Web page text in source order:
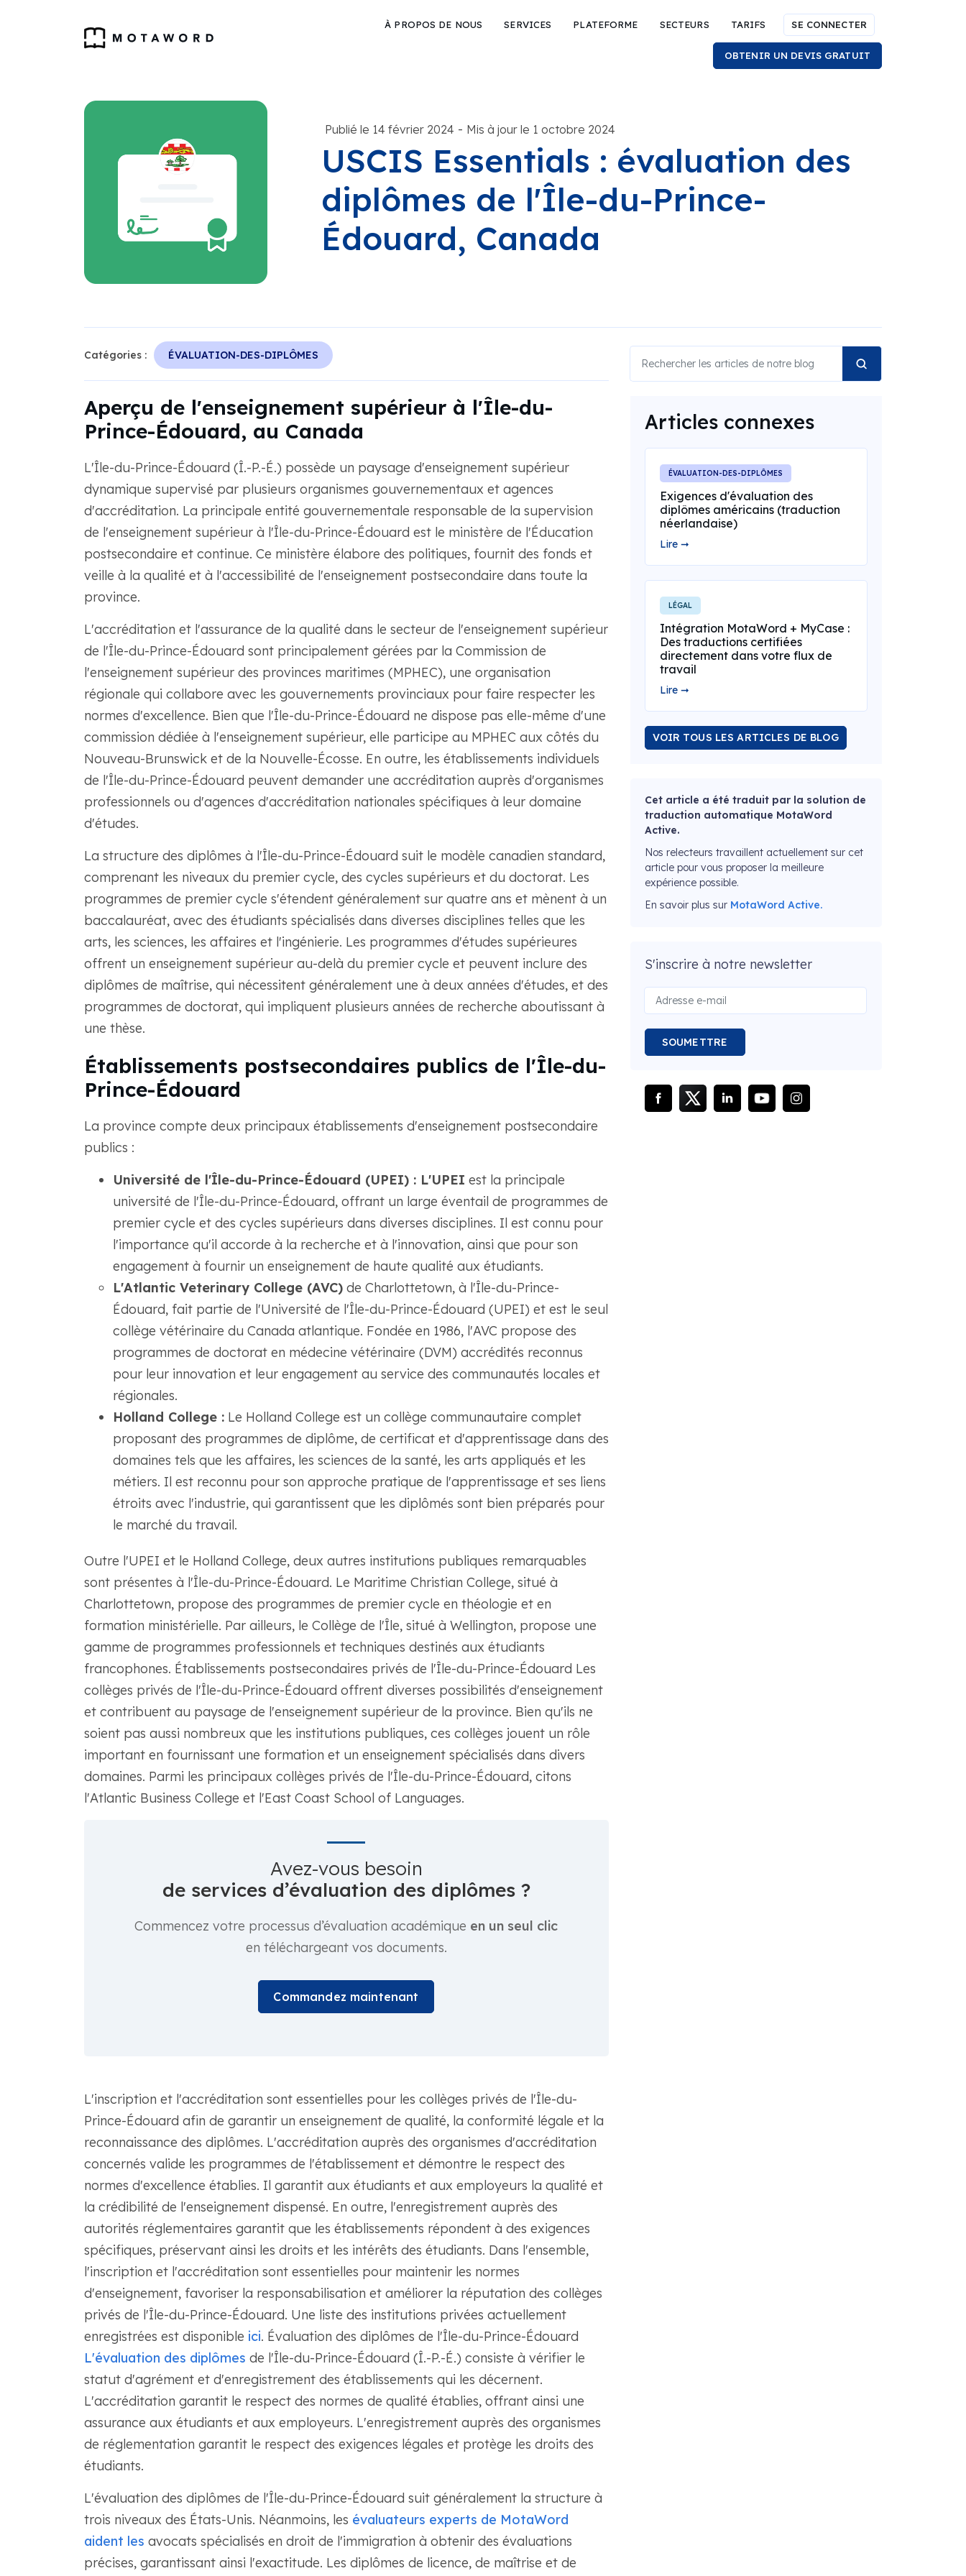
À PROPOS DE NOUS SERVICES PLATEFORME SECTEURS TARIFS SE CONNECTER
OBTENIR UN DEVIS GRATUIT
Publié le 14 février 2024 - Mis à jour le 1 octobre 2024
USCIS Essentials : évaluation des
diplômes de l'Île-du-Prince-
Édouard, Canada
Catégories : ÉVALUATION-DES-DIPLÔMES
Aperçu de l'enseignement supérieur à l'Île-du-
Prince-Édouard, au Canada
L'Île-du-Prince-Édouard (Î.-P.-É.) possède un paysage d'enseignement supérieur
dynamique supervisé par plusieurs organismes gouvernementaux et agences
d'accréditation. La principale entité gouvernementale responsable de la supervision
de l'enseignement supérieur à l'Île-du-Prince-Édouard est le ministère de l'Éducation
postsecondaire et continue. Ce ministère élabore des politiques, fournit des fonds et
veille à la qualité et à l'accessibilité de l'enseignement postsecondaire dans toute la
province.
L'accréditation et l'assurance de la qualité dans le secteur de l'enseignement supérieur
de l'Île-du-Prince-Édouard sont principalement gérées par la Commission de
l'enseignement supérieur des provinces maritimes (MPHEC), une organisation
régionale qui collabore avec les gouvernements provinciaux pour faire respecter les
normes d'excellence. Bien que l'Île-du-Prince-Édouard ne dispose pas elle-même d'une
commission dédiée à l'enseignement supérieur, elle participe au MPHEC aux côtés du
Nouveau-Brunswick et de la Nouvelle-Écosse. En outre, les établissements individuels
de l'Île-du-Prince-Édouard peuvent demander une accréditation auprès d'organismes
professionnels ou d'agences d'accréditation nationales spécifiques à leur domaine
d'études.
La structure des diplômes à l'Île-du-Prince-Édouard suit le modèle canadien standard,
comprenant les niveaux du premier cycle, des cycles supérieurs et du doctorat. Les
programmes de premier cycle s'étendent généralement sur quatre ans et mènent à un
baccalauréat, avec des étudiants spécialisés dans diverses disciplines telles que les
arts, les sciences, les affaires et l'ingénierie. Les programmes d'études supérieures
offrent un enseignement supérieur au-delà du premier cycle et peuvent inclure des
diplômes de maîtrise, qui nécessitent généralement une à deux années d'études, et des
programmes de doctorat, qui impliquent plusieurs années de recherche aboutissant à
une thèse.
Établissements postsecondaires publics de l'Île-du-
Prince-Édouard
La province compte deux principaux établissements d'enseignement postsecondaire
publics :
Université de l'Île-du-Prince-Édouard (UPEI) : L'UPEI est la principale
université de l'Île-du-Prince-Édouard, offrant un large éventail de programmes de
premier cycle et des cycles supérieurs dans diverses disciplines. Il est connu pour
l'importance qu'il accorde à la recherche et à l'innovation, ainsi que pour son
engagement à fournir un enseignement de haute qualité aux étudiants.
L'Atlantic Veterinary College (AVC)de Charlottetown, à l'Île-du-Prince-
Édouard, fait partie de l'Université de l'Île-du-Prince-Édouard (UPEI) et est le seul
collège vétérinaire du Canada atlantique. Fondée en 1986, l'AVC propose des
programmes de doctorat en médecine vétérinaire (DVM) accrédités reconnus
pour leur innovation et leur engagement au service des communautés locales et
régionales.
Holland College :Le Holland College est un collège communautaire complet
proposant des programmes de diplôme, de certificat et d'apprentissage dans des
domaines tels que les affaires, les sciences de la santé, les arts appliqués et les
métiers. Il est reconnu pour son approche pratique de l'apprentissage et ses liens
étroits avec l'industrie, qui garantissent que les diplômés sont bien préparés pour
le marché du travail.
Outre l'UPEI et le Holland College, deux autres institutions publiques remarquables
sont présentes à l'Île-du-Prince-Édouard. Le Maritime Christian College, situé à
Charlottetown, propose des programmes de premier cycle en théologie et en
formation ministérielle. Par ailleurs, le Collège de l'Île, situé à Wellington, propose une
gamme de programmes professionnels et techniques destinés aux étudiants
francophones. Établissements postsecondaires privés de l'Île-du-Prince-Édouard Les
collèges privés de l'Île-du-Prince-Édouard offrent diverses possibilités d'enseignement
et contribuent au paysage de l'enseignement supérieur de la province. Bien qu'ils ne
soient pas aussi nombreux que les institutions publiques, ces collèges jouent un rôle
important en fournissant une formation et un enseignement spécialisés dans divers
domaines. Parmi les principaux collèges privés de l'Île-du-Prince-Édouard, citons
l'Atlantic Business College et l'East Coast School of Languages.
Avez-vous besoin
de services d’évaluation des diplômes ?
Commencez votre processus d’évaluation académique en un seul clic
en téléchargeant vos documents.
Commandez maintenant
L'inscription et l'accréditation sont essentielles pour les collèges privés de l'Île-du-
Prince-Édouard afin de garantir un enseignement de qualité, la conformité légale et la
reconnaissance des diplômes. L'accréditation auprès des organismes d'accréditation
concernés valide les programmes de l'établissement et démontre le respect des
normes d'excellence établies. Il garantit aux étudiants et aux employeurs la qualité et
la crédibilité de l'enseignement dispensé. En outre, l'enregistrement auprès des
autorités réglementaires garantit que les établissements répondent à des exigences
spécifiques, préservant ainsi les droits et les intérêts des étudiants. Dans l'ensemble,
l'inscription et l'accréditation sont essentielles pour maintenir les normes
d'enseignement, favoriser la responsabilisation et améliorer la réputation des collèges
privés de l'Île-du-Prince-Édouard. Une liste des institutions privées actuellement
enregistrées est disponible ici. Évaluation des diplômes de l'Île-du-Prince-Édouard
L'évaluation des diplômes de l'Île-du-Prince-Édouard (Î.-P.-É.) consiste à vérifier le
statut d'agrément et d'enregistrement des établissements qui les décernent.
L'accréditation garantit le respect des normes de qualité établies, offrant ainsi une
assurance aux étudiants et aux employeurs. L'enregistrement auprès des organismes
de réglementation garantit le respect des exigences légales et protège les droits des
étudiants.
L'évaluation des diplômes de l'Île-du-Prince-Édouard suit généralement la structure à
trois niveaux des États-Unis. Néanmoins, les évaluateurs experts de MotaWord
aident les avocats spécialisés en droit de l'immigration à obtenir des évaluations
précises, garantissant ainsi l'exactitude. Les diplômes de licence, de maîtrise et de
Articles connexes
ÉVALUATION-DES-DIPLÔMES
Exigences d'évaluation des
diplômes américains (traduction
néerlandaise)
Lire ➞
LÉGAL
Intégration MotaWord + MyCase :
Des traductions certifiées
directement dans votre flux de
travail
Lire ➞
VOIR TOUS LES ARTICLES DE BLOG
Cet article a été traduit par la solution de
traduction automatique MotaWord
Active.
Nos relecteurs travaillent actuellement sur cet
article pour vous proposer la meilleure
expérience possible.
En savoir plus sur MotaWord Active.
S'inscrire à notre newsletter
SOUMETTRE